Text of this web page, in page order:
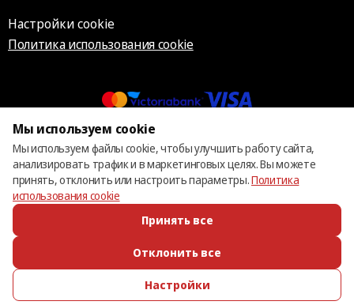
Настройки cookie
Политика использования cookie
© 2013 – 2026 ECOM
ПОЗВОНИТЬ ИЗБРАННОЕ КАТАЛОГ ВОЙТИ
Мы используем cookie
Мы используем файлы cookie, чтобы улучшить работу сайта,
анализировать трафик и в маркетинговых целях. Вы можете
принять, отклонить или настроить параметры.Политика
использования cookie
Принять все
Отклонить все
Настройки